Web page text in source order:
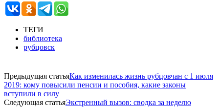
ТЕГИ
библиотека
рубцовск
Предыдущая статьяКак изменилась жизнь рубцовчан с 1 июля
2019: кому повысили пенсии и пособия, какие законы
вступили в силу
Следующая статьяЭкстренный вызов: сводка за неделю